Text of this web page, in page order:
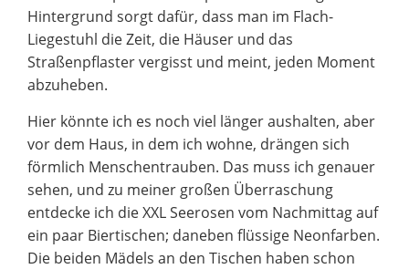
Hintergrund sorgt dafür, dass man im Flach-
Liegestuhl die Zeit, die Häuser und das
Straßenpflaster vergisst und meint, jeden Moment
abzuheben.
Hier könnte ich es noch viel länger aushalten, aber
vor dem Haus, in dem ich wohne, drängen sich
förmlich Menschentrauben. Das muss ich genauer
sehen, und zu meiner großen Überraschung
entdecke ich die XXL Seerosen vom Nachmittag auf
ein paar Biertischen; daneben flüssige Neonfarben.
Die beiden Mädels an den Tischen haben schon